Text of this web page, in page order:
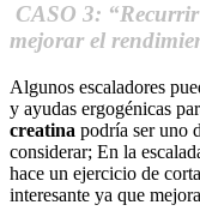
CASO 3:
mejorar el
Algunos escaladores
y ayudas ergogénicas
creatina podría ser uno
considerar; En la
hace un ejercicio de
interesante ya que